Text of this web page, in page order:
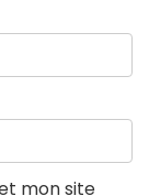
mon site